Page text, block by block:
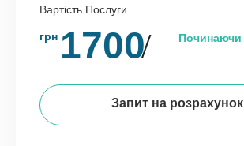
Вартість Послуги
грн 1700 Починаючи
Запит на розрахунок